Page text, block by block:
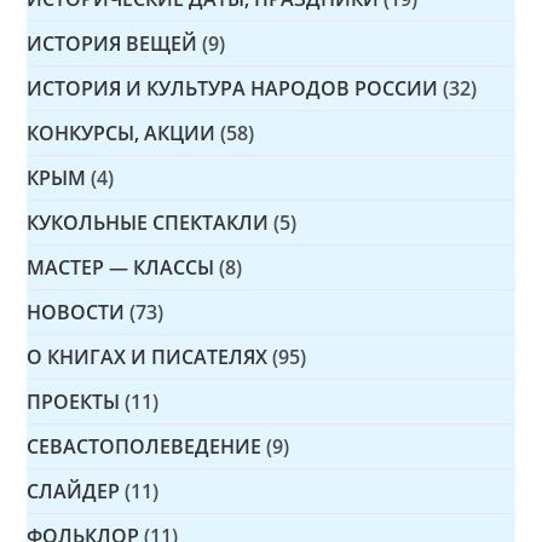
ИСТОРИЯ ВЕЩЕЙ (9)
ИСТОРИЯ И КУЛЬТУРА НАРОДОВ РОССИИ (32)
КОНКУРСЫ, АКЦИИ (58)
КРЫМ (4)
КУКОЛЬНЫЕ СПЕКТАКЛИ (5)
МАСТЕР — КЛАССЫ (8)
НОВОСТИ (73)
О КНИГАХ И ПИСАТЕЛЯХ (95)
ПРОЕКТЫ (11)
СЕВАСТОПОЛЕВЕДЕНИЕ (9)
СЛАЙДЕР (11)
ФОЛЬКЛОР (11)